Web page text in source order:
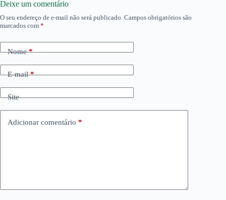
Deixe um comentário
O seu endereço de e-mail não será publicado. Campos obrigatórios são
marcados com *
Nome*
E-mail*
Site
Adicionar comentário *